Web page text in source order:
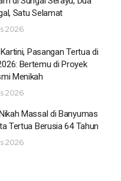
Satu Selamat
2026
Pasangan Tertua di
Bertemu di Proyek
Menikah
2026
Massal di Banyumas
Tertua Berusia 64 Tahun
2026